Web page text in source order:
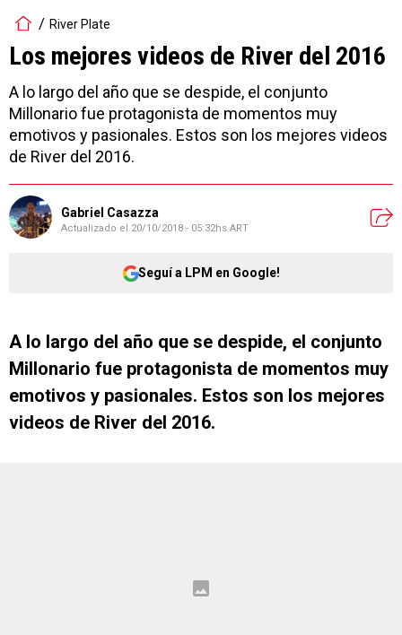
River Plate
Los mejores videos de River del 2016
A lo largo del año que se despide, el conjunto
Millonario fue protagonista de momentos muy
emotivos y pasionales. Estos son los mejores videos
de River del 2016.
Gabriel Casazza
Actualizado el 20/10/2018 - 05:32hs ART
Seguí a LPM en Google!
A lo largo del año que se despide, el conjunto
Millonario fue protagonista de momentos muy
emotivos y pasionales. Estos son los mejores
videos de River del 2016.